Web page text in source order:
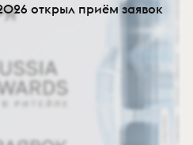
2026 открыл приём заявок